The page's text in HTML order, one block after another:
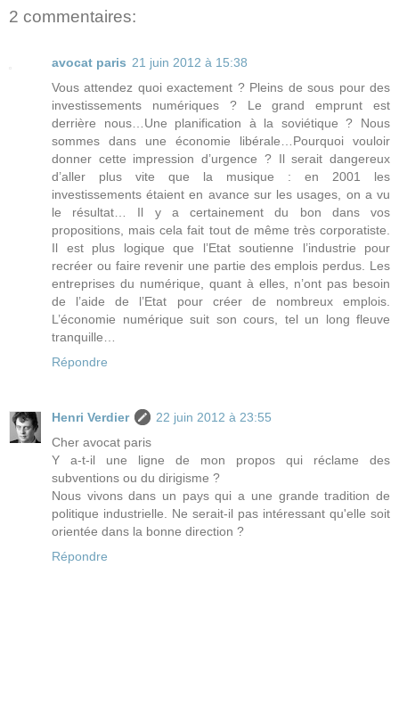
2 commentaires:
avocat paris 21 juin 2012 à 15:38
Vous attendez quoi exactement ? Pleins de sous pour des
investissements numériques ? Le grand emprunt est
derrière nous…Une planification à la soviétique ? Nous
sommes dans une économie libérale…Pourquoi vouloir
donner cette impression d’urgence ? Il serait dangereux
d’aller plus vite que la musique : en 2001 les
investissements étaient en avance sur les usages, on a vu
le résultat… Il y a certainement du bon dans vos
propositions, mais cela fait tout de même très corporatiste.
Il est plus logique que l’Etat soutienne l’industrie pour
recréer ou faire revenir une partie des emplois perdus. Les
entreprises du numérique, quant à elles, n’ont pas besoin
de l’aide de l’Etat pour créer de nombreux emplois.
L’économie numérique suit son cours, tel un long fleuve
tranquille…
Répondre
Henri Verdier
22 juin 2012 à 23:55
Cher avocat paris
Y a-t-il une ligne de mon propos qui réclame des
subventions ou du dirigisme ?
Nous vivons dans un pays qui a une grande tradition de
politique industrielle. Ne serait-il pas intéressant qu'elle soit
orientée dans la bonne direction ?
Répondre